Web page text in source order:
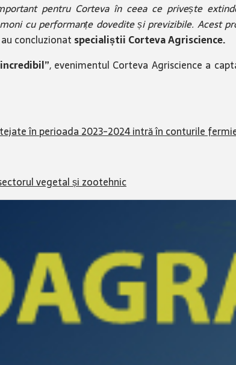
pentru Corteva în ceea ce privește
cu performanțe dovedite și previzibile. Acest
concluzionat specialiștii Corteva Agriscience.
, evenimentul Corteva Agriscience a
în perioada 2023-2024 intră în conturile
vegetal și zootehnic